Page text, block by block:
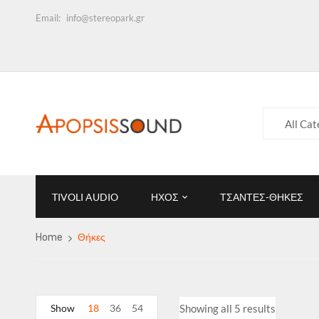
Email: info@stereopark.gr
All
TIVOLI AUDIO ΗΧΟΣ ΤΣΑΝΤΕΣ-ΘΗΚΕΣ
Home Θήκες
Showing all 5 results
Show 18 36 54